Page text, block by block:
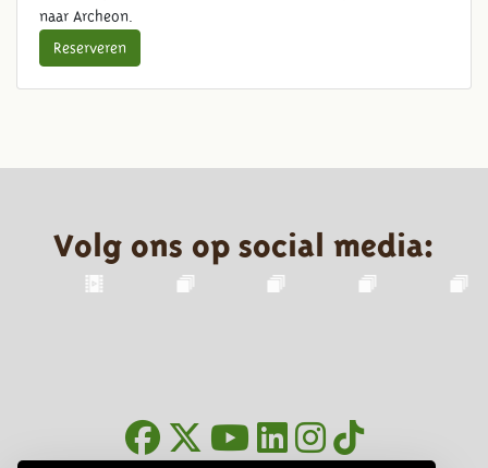
naar Archeon.
Reserveren
Volg ons op social media: